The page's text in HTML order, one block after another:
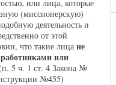
или лица, которые
(миссионерскую)
деятельность и
от этой
что такие лица не
или
5 ч. 1 ст. 4 Закона №
№455)